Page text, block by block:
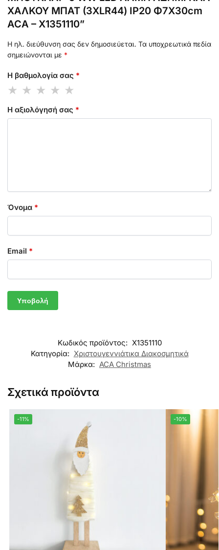
ΧΑΛΚΟΥ ΜΠΑΤ (3XLR44) IP20 Φ7X30cm
ACA – X1351110”
Η ηλ. διεύθυνση σας δεν δημοσιεύεται. Τα υποχρεωτικά πεδία
σημειώνονται με *
Η βαθμολογία σας *
Η αξιολόγησή σας *
Όνομα *
Email *
Κωδικός προϊόντος: X1351110
Κατηγορία: Χριστουγεννιάτικα Διακοσμητικά
Μάρκα: ACA Christmas
Σχετικά προϊόντα
-11% -10%